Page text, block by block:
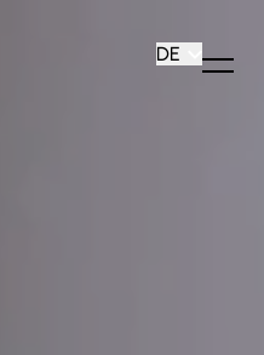
DE